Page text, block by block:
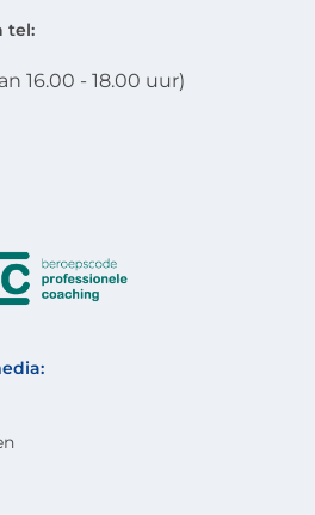
tel:
16.00 - 18.00 uur)